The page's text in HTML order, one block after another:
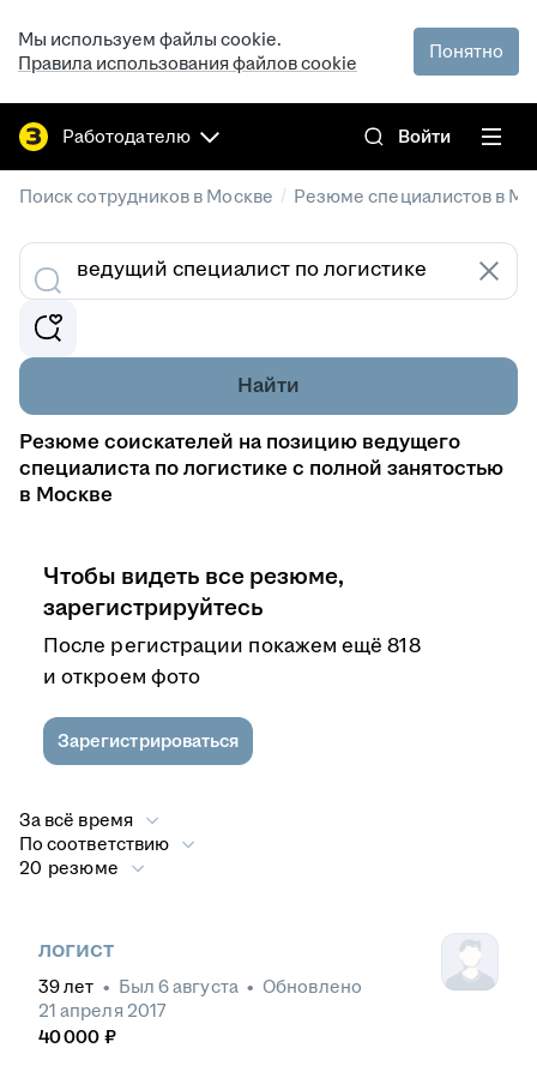
Мы используем файлы cookie.
Правила использования файлов cookie
Понятно
Работодателю Войти
Поиск сотрудников в Москве / Резюме специалистов в
Найти
Резюме соискателей на позицию ведущего
специалиста по логистике с полной занятостью
в Москве
Чтобы видеть все резюме,
зарегистрируйтесь
После регистрации покажем ещё 818
и откроем фото
Зарегистрироваться
За всё время
По соответствию
20 резюме
логист
39лет • Был 6 августа • Обновлено
21 апреля 2017
40 000 ₽